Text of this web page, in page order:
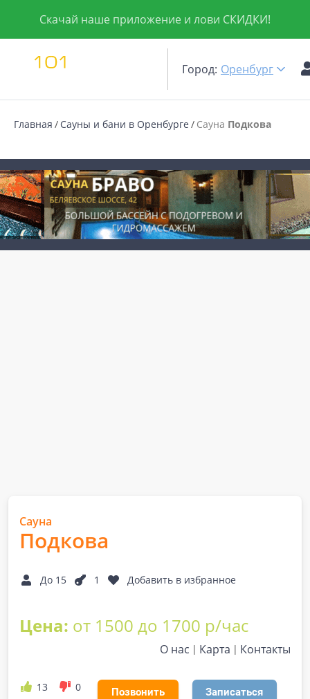
Скачай наше приложение и лови СКИДКИ!
Город: Оренбург
Главная Сауны и бани в Оренбурге Сауна Подкова
Сауна
Подкова
До 15 1 Добавить в избранное
Цена: от 1500 до 1700 р/час
О нас Карта Контакты
13 0 Позвонить Записаться